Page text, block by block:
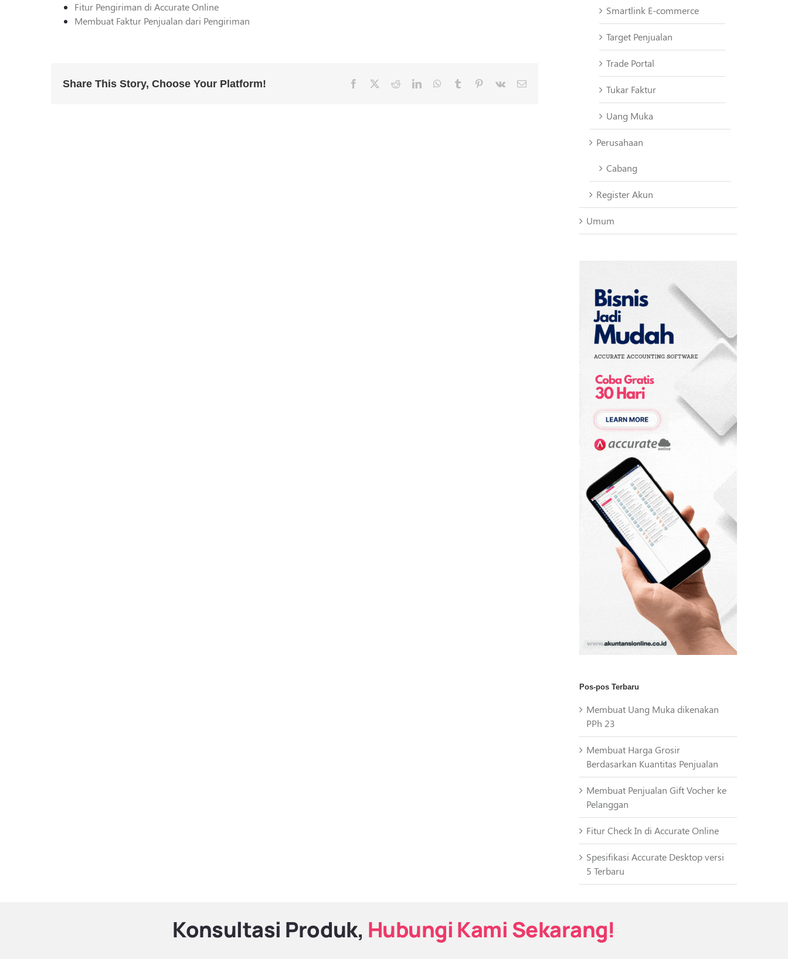
Fitur Pengiriman di Accurate Online
Membuat Faktur Penjualan dari Pengiriman
Share This Story, Choose Your Platform! Facebook RedditLinkedInWhatsApp
Tumblr Pinterest
Vk Email
Smartlink E-commerce
Target Penjualan
Trade Portal
Tukar Faktur
Uang Muka
Perusahaan
Cabang
Register Akun
Umum
Pos-pos Terbaru
Membuat Uang Muka dikenakan
PPh 23
Membuat Harga Grosir
Berdasarkan Kuantitas Penjualan
Membuat Penjualan Gift Vocher ke
Pelanggan
Fitur Check In di Accurate Online
Spesifikasi Accurate Desktop versi
5 Terbaru
Konsultasi Produk, Hubungi Kami Sekarang!